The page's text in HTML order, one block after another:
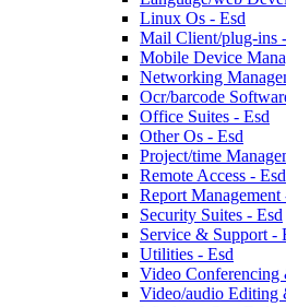
Linux Os - Esd
Mail Client/plug-ins
Mobile Device
Networking
Ocr/barcode
Office Suites - Esd
Other Os - Esd
Project/time
Remote Access - Esd
Report Management
Security Suites - Esd
Service & Support -
Utilities - Esd
Video Conferencing
Video/audio Editing